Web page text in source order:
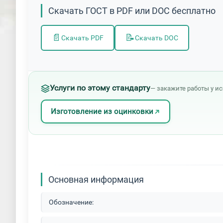
Скачать ГОСТ в PDF или DOC бесплатно
📄 Скачать PDF 📝Скачать DOC
Услуги по этому стандарту— закажите работы у
Изготовление из оцинковки
Основная информация
Обозначение: